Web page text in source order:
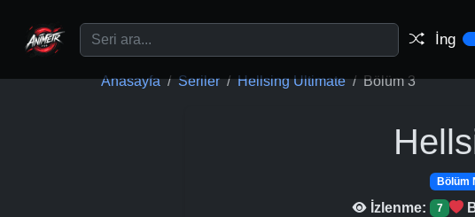
İng
Anasayfa Seriler Hellsing Ultimate Bölüm 3
Bölüm
İzlenme:
7